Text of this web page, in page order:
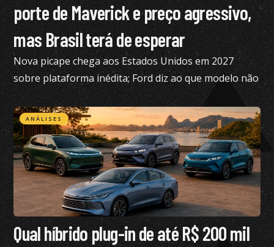
porte de Maverick e preço agressivo,
mas Brasil terá de esperar
Nova picape chega aos Estados Unidos em 2027
sobre plataforma inédita; Ford diz ao que modelo não
está nos planos para o Brasil no momento
ANÁLISES
Qual híbrido plug-in de até R$ 200 mil